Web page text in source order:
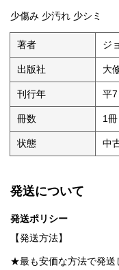
少傷み 少汚れ 少シミ
著者 ジ
出版社 大
刊行年 平7
冊数 1冊
状態 中
発送について
発送ポリシー
【発送方法】
★最も安価な方法で発送